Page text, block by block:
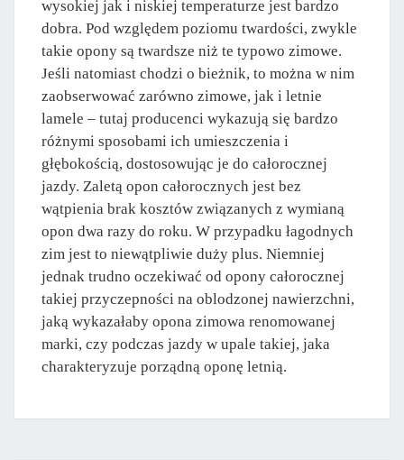
wysokiej jak i niskiej temperaturze jest bardzo
dobra. Pod względem poziomu twardości, zwykle
takie opony są twardsze niż te typowo zimowe.
Jeśli natomiast chodzi o bieżnik, to można w nim
zaobserwować zarówno zimowe, jak i letnie
lamele – tutaj producenci wykazują się bardzo
różnymi sposobami ich umieszczenia i
głębokością, dostosowując je do całorocznej
jazdy. Zaletą opon całorocznych jest bez
wątpienia brak kosztów związanych z wymianą
opon dwa razy do roku. W przypadku łagodnych
zim jest to niewątpliwie duży plus. Niemniej
jednak trudno oczekiwać od opony całorocznej
takiej przyczepności na oblodzonej nawierzchni,
jaką wykazałaby opona zimowa renomowanej
marki, czy podczas jazdy w upale takiej, jaka
charakteryzuje porządną oponę letnią.